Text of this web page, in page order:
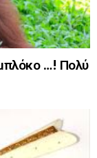
…! Πολύ